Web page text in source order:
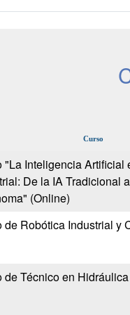
Curso
"La Inteligencia Artificial
De la IA Tradicional
(Online)
de Robótica Industrial y
de Técnico en